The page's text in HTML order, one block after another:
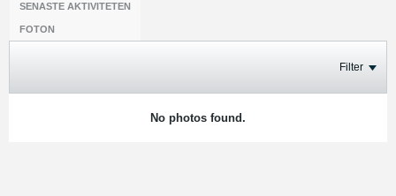
SENASTE AKTIVITETEN
FOTON
Filter
No photos found.